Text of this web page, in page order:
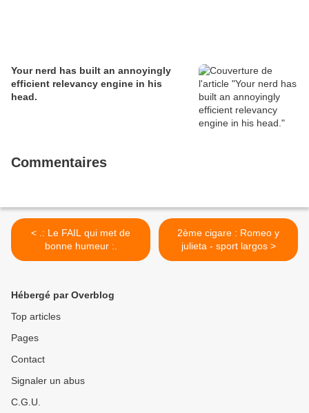
Your nerd has built an annoyingly
efficient relevancy engine in his
head.
Commentaires
< .: Le FAIL qui met de
bonne humeur :.
2ème cigare : Romeo y
julieta - sport largos >
Hébergé par Overblog
Top articles
Pages
Contact
Signaler un abus
C.G.U.